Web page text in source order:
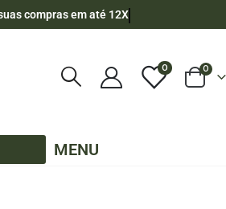
compras em até 12X
0 0
MENU